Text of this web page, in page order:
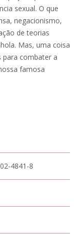
sexual. O que
negacionismo,
de teorias
Mas, uma coisa
para combater a
famosa
4841-8